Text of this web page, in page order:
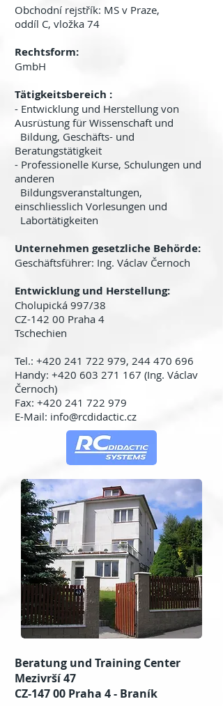
Obchodní rejstřík: MS v Praze,
oddíl C, vložka 74
Rechtsform:
GmbH
Tätigkeitsbereich :
- Entwicklung und Herstellung von
Ausrüstung für Wissenschaft und
Bildung, Geschäfts- und
Beratungstätigkeit
- Professionelle Kurse, Schulungen und
anderen
Bildungsveranstaltungen,
einschliesslich Vorlesungen und
Labortätigkeiten
Unternehmen gesetzliche Behörde:
Geschäftsführer: Ing. Václav Černoch
Entwicklung und Herstellung:
Cholupická 997/38
CZ-142 00 Praha 4
Tschechien
Tel.: +420 241 722 979, 244 470 696
Handy: +420 603 271 1­67 (Ing. Václav
Černoch)
Fax: +420 241 722 979
E-Mail: info@rcdidactic.cz
Beratung und Training Center
Mezivrší 47
CZ-147 00 Praha 4 - Braník